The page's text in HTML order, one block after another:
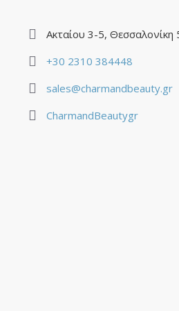
Ακταίου 3-5, Θεσσαλονίκη
+30 2310 384448
sales@charmandbeauty.gr
CharmandBeautygr